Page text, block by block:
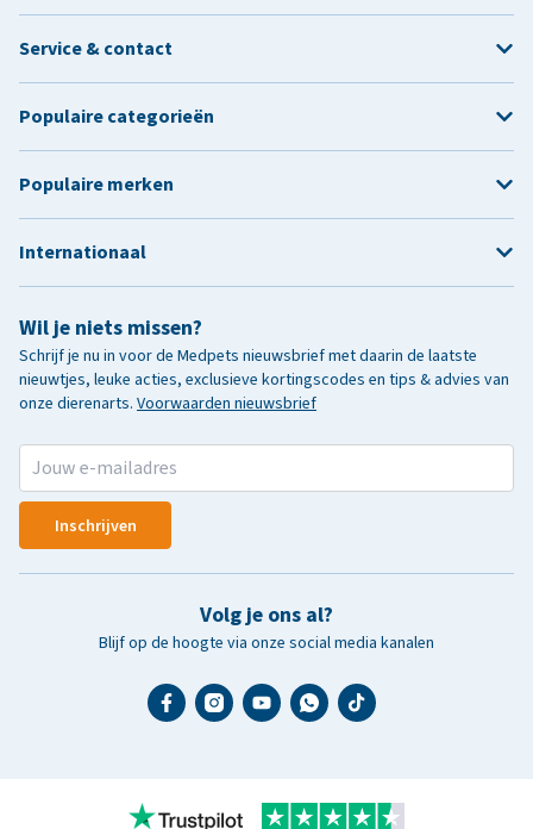
Wil je niets missen?
Schrijf je nu in voor de Medpets nieuwsbrief met daarin de laatste
nieuwtjes, leuke acties, exclusieve kortingscodes en tips & advies van
onze dierenarts. Voorwaarden nieuwsbrief
Inschrijven
Volg je ons al?
Blijf op de hoogte via onze social media kanalen
Service & contact
Populaire categorieën
Populaire merken
Internationaal